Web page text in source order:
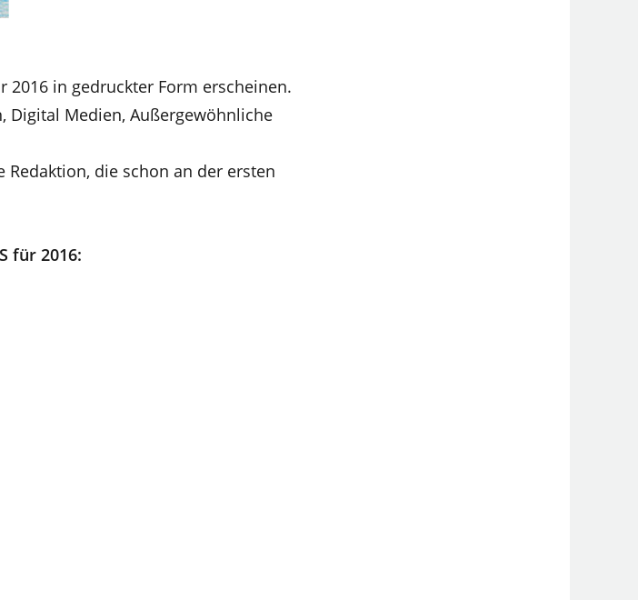
2016 in gedruckter Form erscheinen.
Digital Medien, Außergewöhnliche
Redaktion, die schon an der ersten
für 2016: